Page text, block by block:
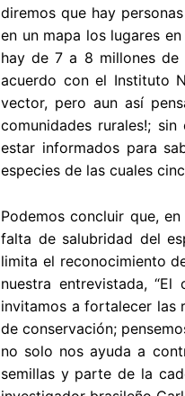
diremos que hay
en un mapa los lugares
hay de 7 a 8 millones de
acuerdo con el Instituto
vector, pero aun así
comunidades rurales!;
estar informados para
especies de las cuales
Podemos concluir que,
falta de salubridad del
limita el reconocimiento
nuestra entrevistada,
invitamos a fortalecer las
de conservación;
no solo nos ayuda a
semillas y parte de la